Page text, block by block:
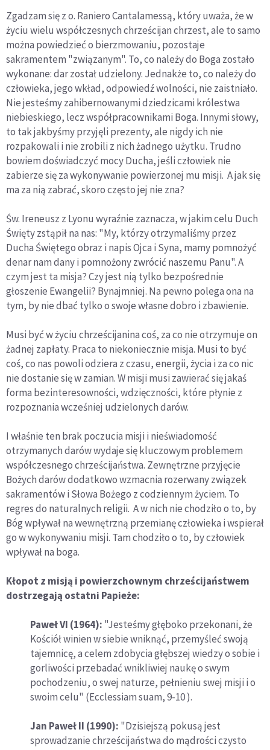
Zgadzam się z o. Raniero Cantalamessą, który uważa, że w
życiu wielu współczesnych chrześcijan chrzest, ale to samo
można powiedzieć o bierzmowaniu, pozostaje
sakramentem "związanym". To, co należy do Boga zostało
wykonane: dar został udzielony. Jednakże to, co należy do
człowieka, jego wkład, odpowiedź wolności, nie zaistniało.
Nie jesteśmy zahibernowanymi dziedzicami królestwa
niebieskiego, lecz współpracownikami Boga. Innymi słowy,
to tak jakbyśmy przyjęli prezenty, ale nigdy ich nie
rozpakowali i nie zrobili z nich żadnego użytku. Trudno
bowiem doświadczyć mocy Ducha, jeśli człowiek nie
zabierze się za wykonywanie powierzonej mu misji. A jak się
ma za nią zabrać, skoro często jej nie zna?
Św. Ireneusz z Lyonu wyraźnie zaznacza, w jakim celu Duch
Święty zstąpił na nas: "My, którzy otrzymaliśmy przez
Ducha Świętego obraz i napis Ojca i Syna, mamy pomnożyć
denar nam dany i pomnożony zwrócić naszemu Panu". A
czym jest ta misja? Czy jest nią tylko bezpośrednie
głoszenie Ewangelii? Bynajmniej. Na pewno polega ona na
tym, by nie dbać tylko o swoje własne dobro i zbawienie.
Musi być w życiu chrześcijanina coś, za co nie otrzymuje on
żadnej zapłaty. Praca to niekoniecznie misja. Musi to być
coś, co nas powoli odziera z czasu, energii, życia i za co nic
nie dostanie się w zamian. W misji musi zawierać się jakaś
forma bezinteresowności, wdzięczności, które płynie z
rozpoznania wcześniej udzielonych darów.
I właśnie ten brak poczucia misji i nieświadomość
otrzymanych darów wydaje się kluczowym problemem
współczesnego chrześcijaństwa. Zewnętrzne przyjęcie
Bożych darów dodatkowo wzmacnia rozerwany związek
sakramentów i Słowa Bożego z codziennym życiem. To
regres do naturalnych religii. A w nich nie chodziło o to, by
Bóg wpływał na wewnętrzną przemianę człowieka i wspierał
go w wykonywaniu misji. Tam chodziło o to, by człowiek
wpływał na boga.
Kłopot z misją i powierzchownym chrześcijaństwem
dostrzegają ostatni Papieże:
Paweł VI (1964): "Jesteśmy głęboko przekonani, że
Kościół winien w siebie wniknąć, przemyśleć swoją
tajemnicę, a celem zdobycia głębszej wiedzy o sobie i
gorliwości przebadać wnikliwiej naukę o swym
pochodzeniu, o swej naturze, pełnieniu swej misji i o
swoim celu" (Ecclessiam suam, 9-10 ).
Jan Paweł II (1990): "Dzisiejszą pokusą jest
sprowadzanie chrześcijaństwa do mądrości czysto